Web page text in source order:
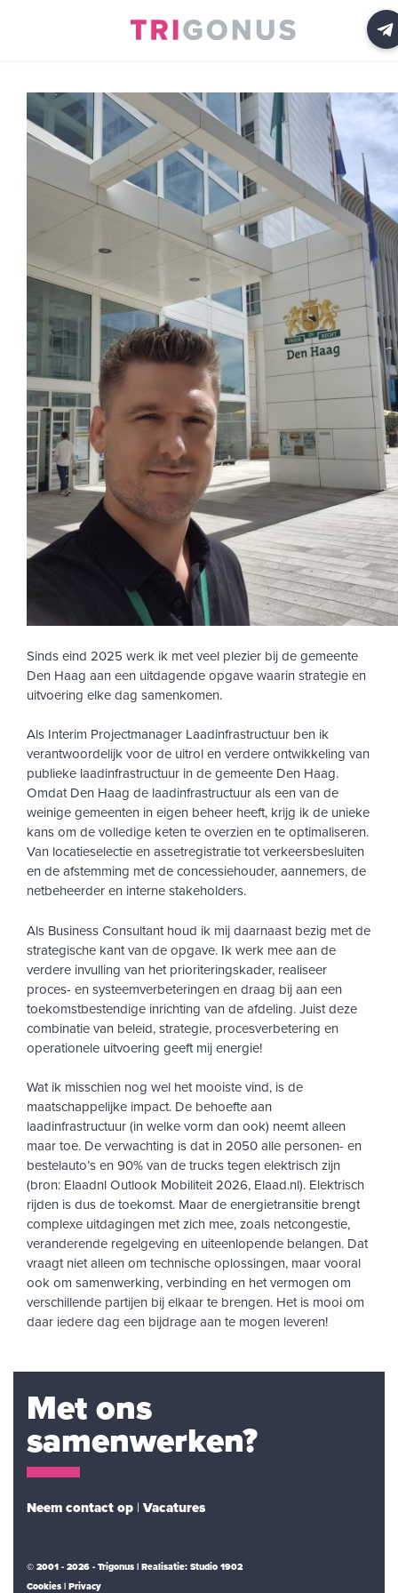
Sinds eind 2025 werk ik met veel plezier bij de gemeente
Den Haag aan een uitdagende opgave waarin strategie en
uitvoering elke dag samenkomen.
Als Interim Projectmanager Laadinfrastructuur ben ik
verantwoordelijk voor de uitrol en verdere ontwikkeling van
publieke laadinfrastructuur in de gemeente Den Haag.
Omdat Den Haag de laadinfrastructuur als een van de
weinige gemeenten in eigen beheer heeft, krijg ik de unieke
kans om de volledige keten te overzien en te optimaliseren.
Van locatieselectie en assetregistratie tot verkeersbesluiten
en de afstemming met de concessiehouder, aannemers, de
netbeheerder en interne stakeholders.
Als Business Consultant houd ik mij daarnaast bezig met de
strategische kant van de opgave. Ik werk mee aan de
verdere invulling van het prioriteringskader, realiseer
proces- en systeemverbeteringen en draag bij aan een
toekomstbestendige inrichting van de afdeling. Juist deze
combinatie van beleid, strategie, procesverbetering en
operationele uitvoering geeft mij energie!
Wat ik misschien nog wel het mooiste vind, is de
maatschappelijke impact. De behoefte aan
laadinfrastructuur (in welke vorm dan ook) neemt alleen
maar toe. De verwachting is dat in 2050 alle personen- en
bestelauto’s en 90% van de trucks tegen elektrisch zijn
(bron: Elaadnl Outlook Mobiliteit 2026, Elaad.nl). Elektrisch
rijden is dus de toekomst. Maar de energietransitie brengt
complexe uitdagingen met zich mee, zoals netcongestie,
veranderende regelgeving en uiteenlopende belangen. Dat
vraagt niet alleen om technische oplossingen, maar vooral
ook om samenwerking, verbinding en het vermogen om
verschillende partijen bij elkaar te brengen. Het is mooi om
daar iedere dag een bijdrage aan te mogen leveren!
Met ons
samenwerken?
Neem contact op |Vacatures
© 2001 - 2026 - Trigonus | Realisatie:Studio 1902
Cookies
Privacy